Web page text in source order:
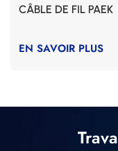
CÂBLE DE FIL PAEK
EN SAVOIR PLUS